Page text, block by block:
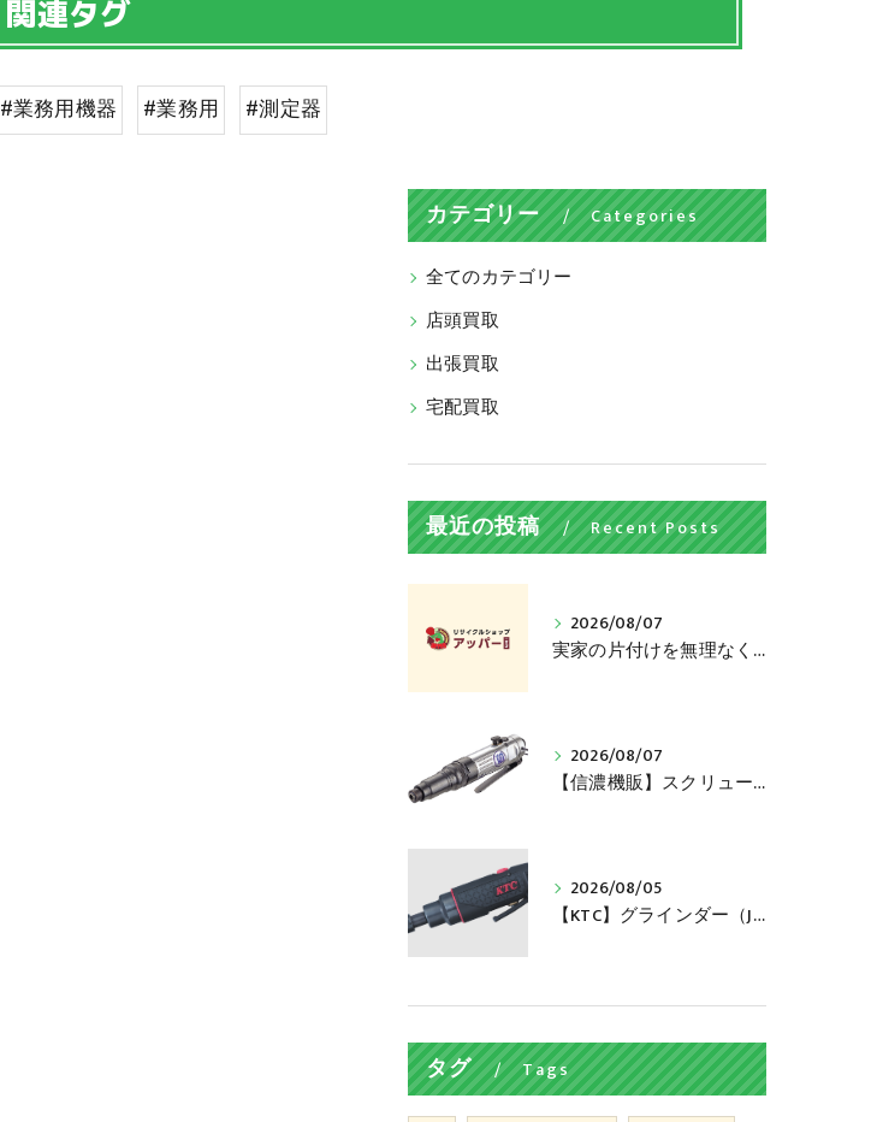
関連タグ
#業務用機器 #業務用 #測定器
カテゴリー Categories
全てのカテゴリー
店頭買取
出張買取
宅配買取
最近の投稿 Recent Posts
2026/08/07
実家の片付けを無理なく進めるコツ、捨てる前に売れるかも
2026/08/07
【信濃機販】スクリュードライバー（SI-1161）買い取ります！
2026/08/05
【KTC】グラインダー（JAP510）買い取ります！
タグ Tags